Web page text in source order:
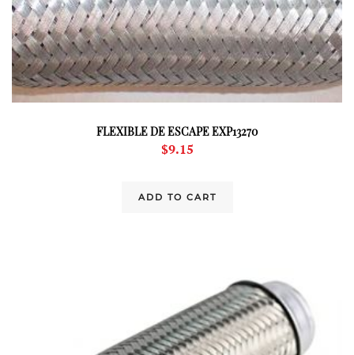
FLEXIBLE DE ESCAPE EXP13270
$9.15
ADD TO CART